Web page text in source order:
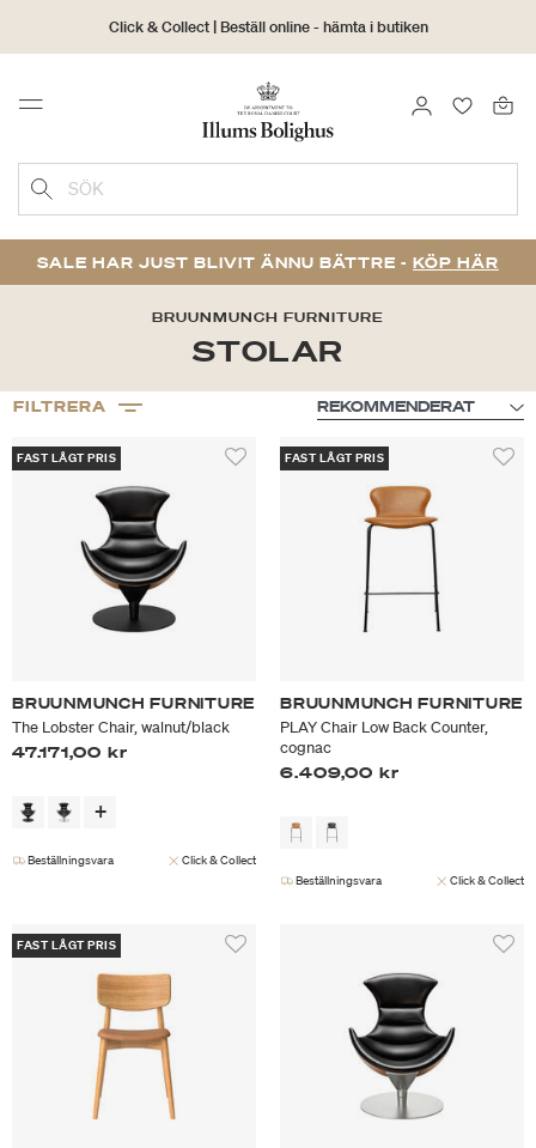
Click & Collect | Beställ online - hämta i butiken
30 dagars returrätt
Menu LOGGA IN
SÖK
SALE HAR JUST BLIVIT ÄNNU BÄTTRE - KÖP HÄR
BRUUNMUNCH FURNITURE
STOLAR
FILTRERA
FAST LÅGT PRIS
BRUUNMUNCH FURNITURE
The Lobster Chair, walnut/black
47.171,00 kr
Beställningsvara Click & Collect
FAST LÅGT PRIS
BRUUNMUNCH FURNITURE
PLAY Chair Low Back Counter,
cognac
6.409,00 kr
Beställningsvara Click & Collect
FAST LÅGT PRIS